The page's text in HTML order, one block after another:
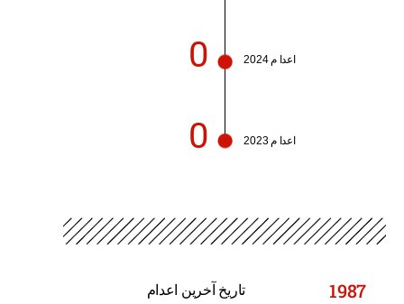
0 اعدا م 2024
0 اعدا م 2023
1987 تاریخ آخرین اعدام